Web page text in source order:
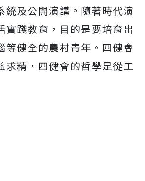
統及公開演講。隨著時代演
實踐教育，目的是要培育出
等健全的農村青年。四健會
求精，四健會的哲學是從工